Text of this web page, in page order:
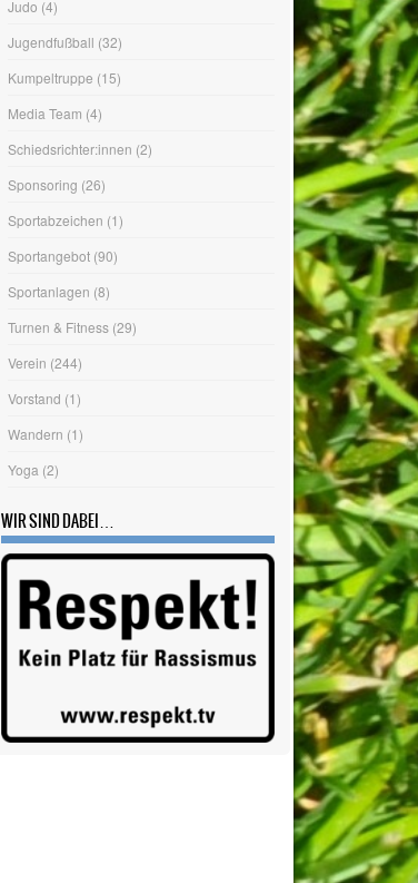
Jahreshauptversammlung
Judo(4)
Jugendfußball (32)
Kumpeltruppe (15)
Media Team(4)
Schiedsrichter:innen
Sponsoring(26)
Sportabzeichen(1)
Sportangebot (90)
Sportanlagen(8)
Turnen & Fitness
Verein(244)
Vorstand(1)
Wandern
Yoga(2)
WIR SIND DABEI…